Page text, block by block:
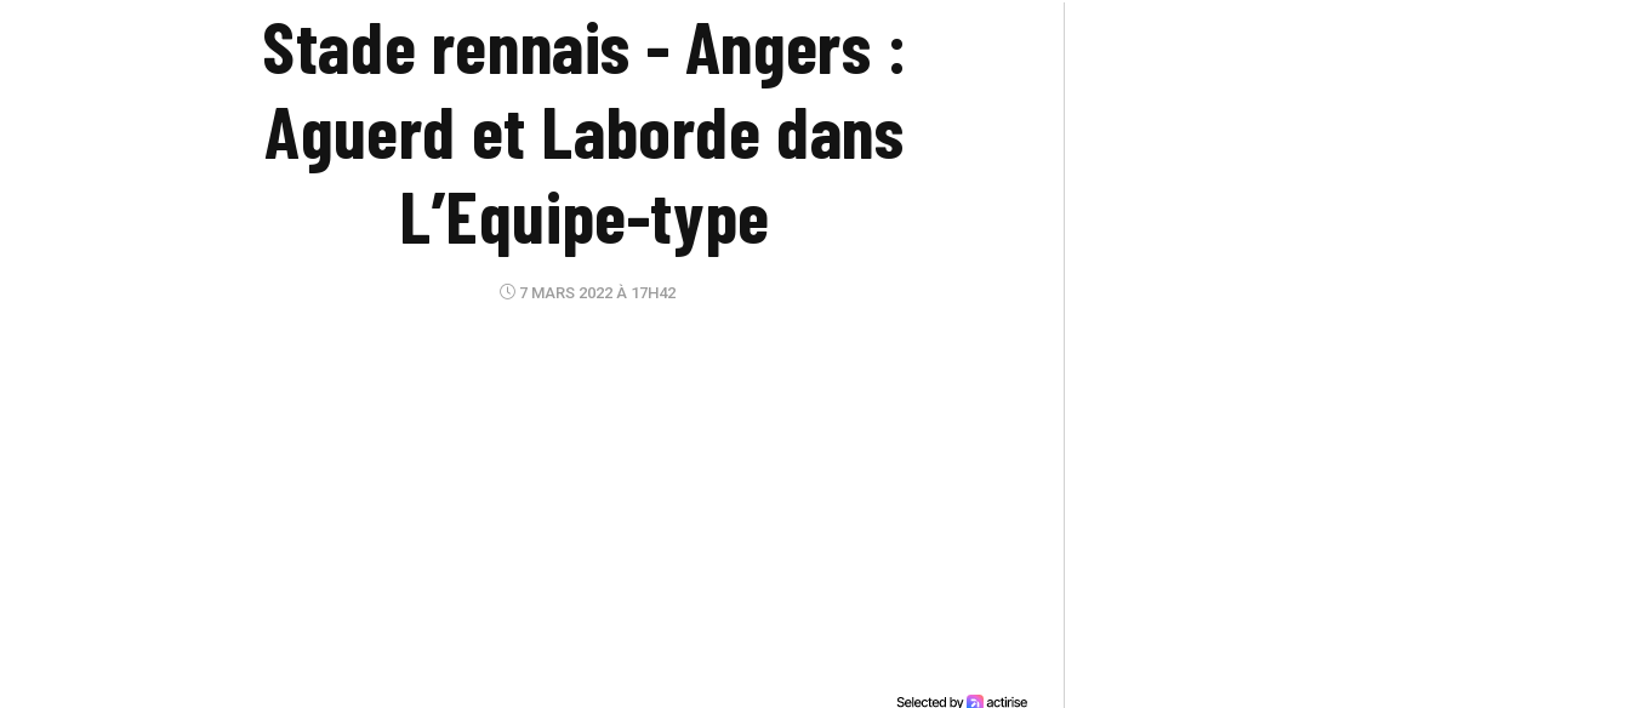
Stade rennais - Angers :
Aguerd et Laborde dans
L’Equipe-type
7 MARS 2022 À 17H42